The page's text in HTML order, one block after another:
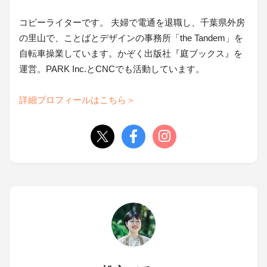
コピーライターです。 夫婦で電通を退職し、千葉県外房
の里山で、ことばとデザインの事務所「the Tandem」を
自転車操業しています。かぞく出版社『庭ブックス』を
運営。PARK Inc.とCNCでも活動しています。
詳細プロフィールはこちら＞